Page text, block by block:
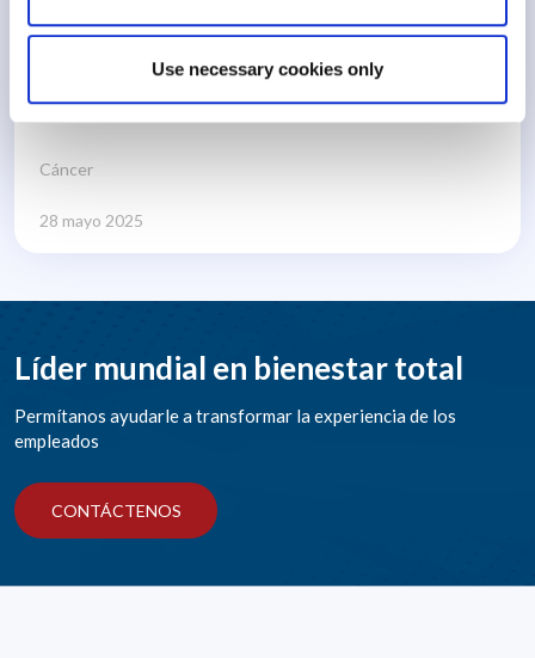
Use necessary cookies only
42 min
Cáncer
28 mayo 2025
Líder mundial en bienestar total
Permítanos ayudarle a transformar la experiencia de los
empleados
CONTÁCTENOS